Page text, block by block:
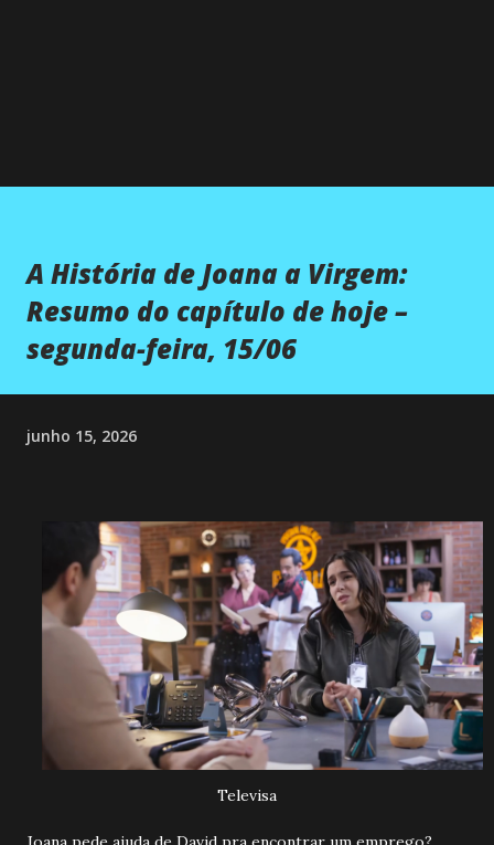
A História de Joana a Virgem:
Resumo do capítulo de hoje –
segunda-feira, 15/06
junho 15, 2026
Televisa